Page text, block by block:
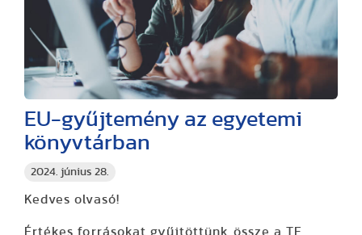
2024. június 28.
EU-gyűjtemény az egyetemi
könyvtárban
Kedves olvasó!
Értékes forrásokat gyűjtöttünk össze a TF